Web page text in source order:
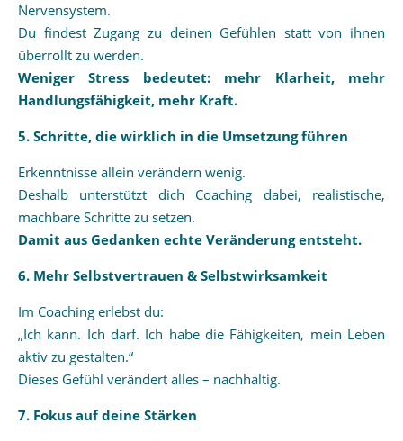
Nervensystem.
Du findest Zugang zu deinen Gefühlen statt von ihnen
überrollt zu werden.
Weniger Stress bedeutet: mehr Klarheit, mehr
Handlungsfähigkeit, mehr Kraft.
5. Schritte, die wirklich in die Umsetzung führen
Erkenntnisse allein verändern wenig.
Deshalb unterstützt dich Coaching dabei, realistische,
machbare Schritte zu setzen.
Damit aus Gedanken echte Veränderung entsteht.
6. Mehr Selbstvertrauen & Selbstwirksamkeit
Im Coaching erlebst du:
„Ich kann. Ich darf. Ich habe die Fähigkeiten, mein Leben
aktiv zu gestalten.“
Dieses Gefühl verändert alles – nachhaltig.
7. Fokus auf deine Stärken